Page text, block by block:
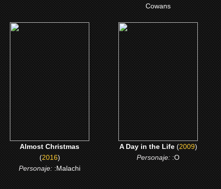
Cowans
(2016)
Almost Christmas
CLICK ME
Almost Christmas
(2016)
Personaje::Malachi
(2009)
A Day in the Life
CLICK ME
A Day in the Life(2009)
Personaje::O